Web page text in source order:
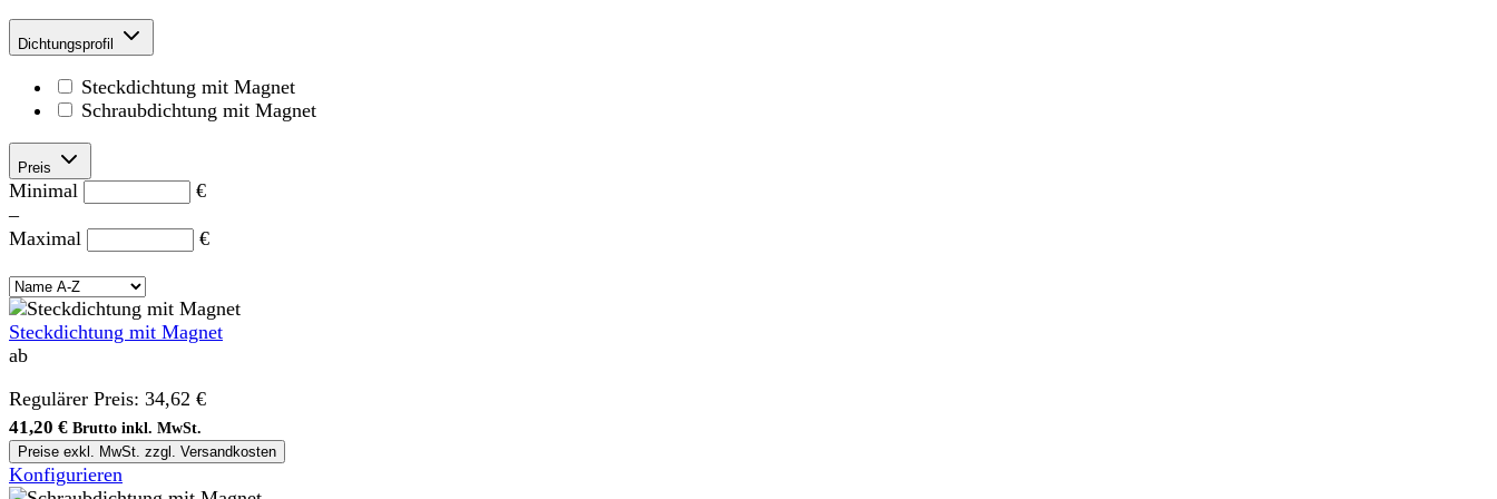
Dichtungsprofil
Steckdichtung mit Magnet
Schraubdichtung mit Magnet
Preis
Minimal
€
–
Maximal
€
Steckdichtung mit Magnet
ab
Regulärer Preis: 34,62 €
41,20 € Brutto inkl. MwSt.
Preise exkl. MwSt. zzgl. Versandkosten
Konfigurieren